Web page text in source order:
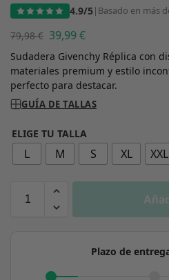
4.9/5| Basado en más
79,98€ 39,99€
Sudadera Givenchy Réplica con
materiales premium y estilo
perfecto para destacar.
GUÍA DE TALLAS
ELIGE TU TALLA
L M S XL XXL
Plazo de